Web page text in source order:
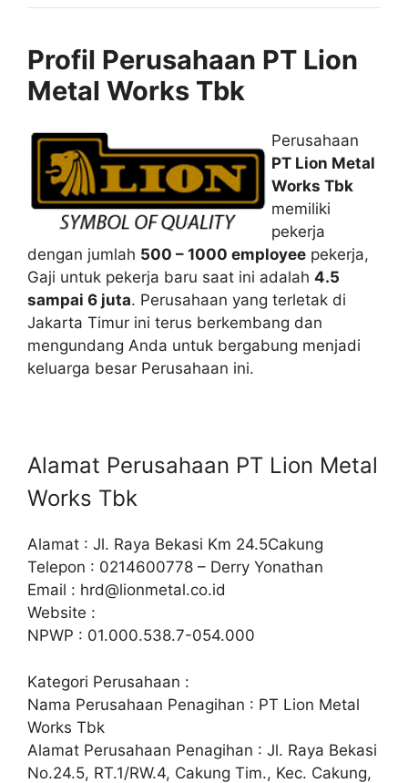
Profil Perusahaan PT Lion
Metal Works Tbk
Perusahaan
PT Lion Metal
Works Tbk
memiliki
pekerja
dengan jumlah 500 – 1000 employee pekerja,
Gaji untuk pekerja baru saat ini adalah 4.5
sampai 6 juta. Perusahaan yang terletak di
Jakarta Timur ini terus berkembang dan
mengundang Anda untuk bergabung menjadi
keluarga besar Perusahaan ini.
Alamat Perusahaan PT Lion Metal
Works Tbk
Alamat : Jl. Raya Bekasi Km 24.5Cakung
Telepon : 0214600778 – Derry Yonathan
Email : hrd@lionmetal.co.id
Website :
NPWP : 01.000.538.7-054.000
Kategori Perusahaan :
Nama Perusahaan Penagihan : PT Lion Metal
Works Tbk
Alamat Perusahaan Penagihan : Jl. Raya Bekasi
No.24.5, RT.1/RW.4, Cakung Tim., Kec. Cakung,